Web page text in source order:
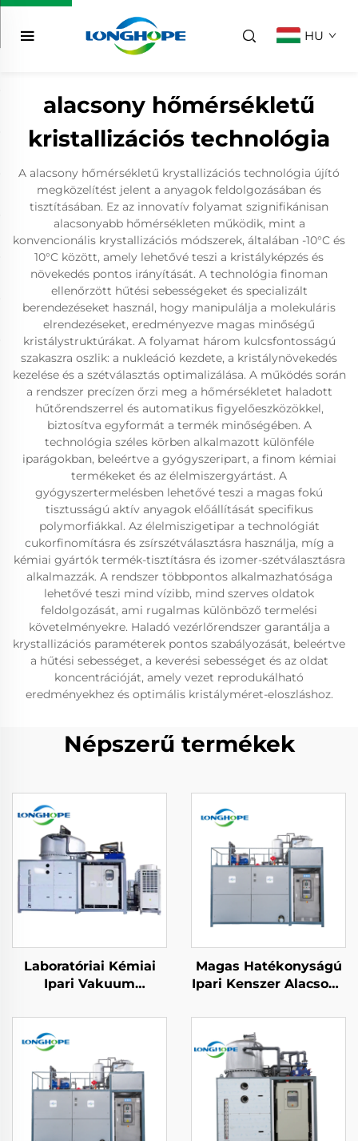
HU
alacsony hőmérsékletű
kristallizációs technológia
A alacsony hőmérsékletű krystallizációs technológia újító
megközelítést jelent a anyagok feldolgozásában és
tisztításában. Ez az innovatív folyamat szignifikánisan
alacsonyabb hőmérsékleten működik, mint a
konvencionális krystallizációs módszerek, általában -10°C és
10°C között, amely lehetővé teszi a kristályképzés és
növekedés pontos irányítását. A technológia finoman
ellenőrzött hűtési sebességeket és specializált
berendezéseket használ, hogy manipulálja a molekuláris
elrendezéseket, eredményezve magas minőségű
kristálystruktúrákat. A folyamat három kulcsfontosságú
szakaszra oszlik: a nukleáció kezdete, a kristálynövekedés
kezelése és a szétválasztás optimalizálása. A működés során
a rendszer precízen őrzi meg a hőmérsékletet haladott
hűtőrendszerrel és automatikus figyelőeszközökkel,
biztosítva egyformát a termék minőségében. A
technológia széles körben alkalmazott különféle
iparágokban, beleértve a gyógyszeripart, a finom kémiai
termékeket és az élelmiszergyártást. A
gyógyszertermelésben lehetővé teszi a magas fokú
tisztusságú aktív anyagok előállítását specifikus
polymorfiákkal. Az élelmiszigetipar a technológiát
cukorfinomításra és zsírszétválasztásra használja, míg a
kémiai gyártók termék-tisztításra és izomer-szétválasztásra
alkalmazzák. A rendszer többpontos alkalmazhatósága
lehetővé teszi mind vízibb, mind szerves oldatok
feldolgozását, ami rugalmas különböző termelési
követelményekre. Haladó vezérlőrendszer garantálja a
krystallizációs paraméterek pontos szabályozását, beleértve
a hűtési sebességet, a keverési sebességet és az oldat
koncentrációját, amely vezet reprodukálható
eredményekhez és optimális kristályméret-eloszláshoz.
Népszerű termékek
Laboratóriai Kémiai
Ipari Vakuum
Eldestesítő
Visszaszerzési Gép
Magas Hatékonyságú
Ipari Kenszer Alacsony
Koncentrált
Folyadékkezelési
Szilárdító Krystallizáló
Eszköz